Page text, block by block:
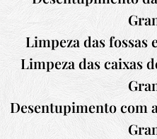
Limpeza das fossas
Limpeza das caixas
Desentupimento com